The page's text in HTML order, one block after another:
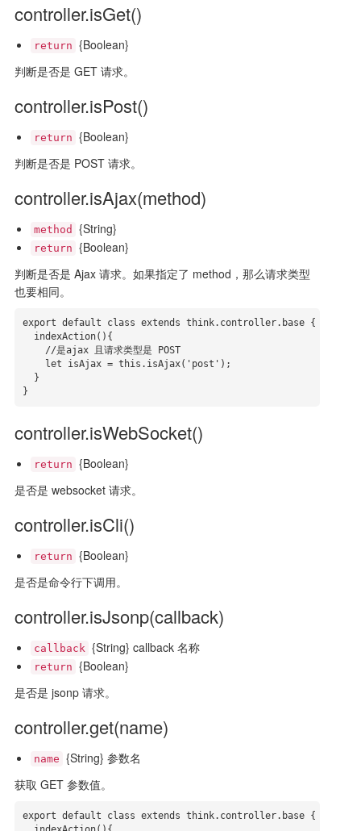
controller.isGet()
return {Boolean}
判断是否是 GET 请求。
controller.isPost()
return {Boolean}
判断是否是 POST 请求。
controller.isAjax(method)
method {String}
return {Boolean}
判断是否是 Ajax 请求。如果指定了 method，那么请求类型
也要相同。
export default class extends think.controller.base {
}
controller.isWebSocket()
return {Boolean}
是否是 websocket 请求。
controller.isCli()
return {Boolean}
是否是命令行下调用。
controller.isJsonp(callback)
callback {String} callback 名称
return {Boolean}
是否是 jsonp 请求。
controller.get(name)
name {String} 参数名
获取 GET 参数值。
export default class extends think.controller.base {